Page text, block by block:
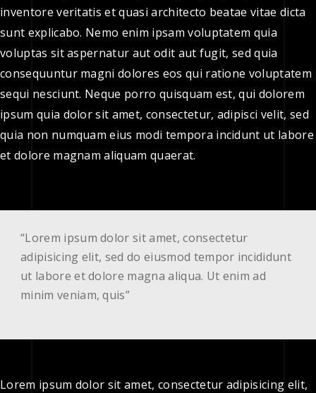
inventore veritatis et quasi architecto beatae vitae dicta
sunt explicabo. Nemo enim ipsam voluptatem quia
voluptas sit aspernatur aut odit aut fugit, sed quia
consequuntur magni dolores eos qui ratione voluptatem
sequi nesciunt. Neque porro quisquam est, qui dolorem
ipsum quia dolor sit amet, consectetur, adipisci velit, sed
quia non numquam eius modi tempora incidunt ut labore
et dolore magnam aliquam quaerat.
“Lorem ipsum dolor sit amet, consectetur
adipisicing elit, sed do eiusmod tempor incididunt
ut labore et dolore magna aliqua. Ut enim ad
minim veniam, quis”
Lorem ipsum dolor sit amet, consectetur adipisicing elit,